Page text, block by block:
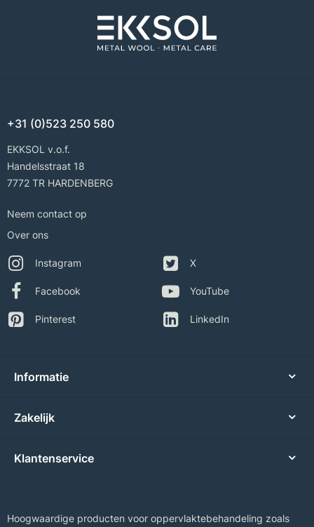
+31 (0)523 250 580
EKKSOL v.o.f.
Handelsstraat 18
7772 TR HARDENBERG
Neem contact op
Over ons
Instagram
Facebook
Pinterest
X
YouTube
LinkedIn
Informatie
Zakelijk
Klantenservice
Hoogwaardige producten voor oppervlaktebehandeling zoals